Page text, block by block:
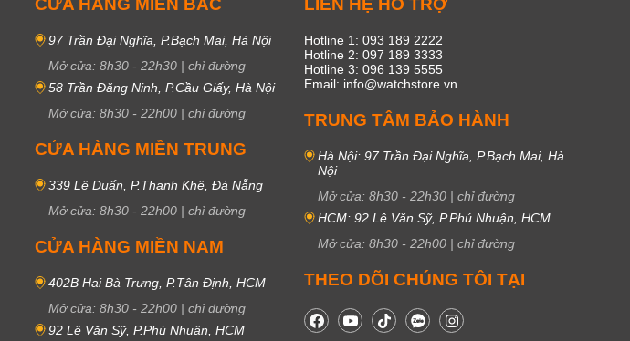
97 Trần Đại Nghĩa, P.Bạch Mai, Hà Nội
Mở cửa: 8h30 - 22h30 | chỉ đường
58 Trần Đăng Ninh, P.Cầu Giấy, Hà Nội
Mở cửa: 8h30 - 22h00 | chỉ đường
CỬA HÀNG MIỀN TRUNG
339 Lê Duẩn, P.Thanh Khê, Đà Nẵng
Mở cửa: 8h30 - 22h00 | chỉ đường
CỬA HÀNG MIỀN NAM
402B Hai Bà Trưng, P.Tân Định, HCM
Mở cửa: 8h30 - 22h00 | chỉ đường
92 Lê Văn Sỹ, P.Phú Nhuận, HCM
Hotline 1: 093 189 2222
Hotline 2: 097 189 3333
Hotline 3: 096 139 5555
Email: info@watchstore.vn
TRUNG TÂM BẢO HÀNH
Hà Nội: 97 Trần Đại Nghĩa, P.Bạch Mai, Hà
Nội
Mở cửa: 8h30 - 22h30 | chỉ đường
HCM: 92 Lê Văn Sỹ, P.Phú Nhuận, HCM
Mở cửa: 8h30 - 22h00 | chỉ đường
THEO DÕI CHÚNG TÔI TẠI